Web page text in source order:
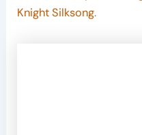
Knight Silksong.